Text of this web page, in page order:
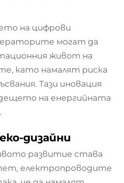
на цифрови
могат да
живот на
като намалят риска
Тази иновация
на енергийната
дизайни
развитие става
електропроводите